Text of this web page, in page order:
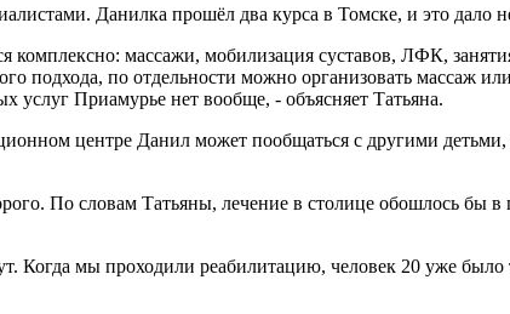
Данилка прошёл два курса в Томске, и это дало
массажи, мобилизация суставов, ЛФК,
подхода, по отдельности можно организовать массаж
услуг Приамурье нет вообще, - объясняет Татьяна.
центре Данил может пообщаться с другими
По словам Татьяны, лечение в столице обошлось бы
Когда мы проходили реабилитацию, человек 20 уже